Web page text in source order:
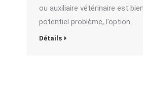
ou auxiliaire vétérinaire est
potentiel problème, l’option…
Détails